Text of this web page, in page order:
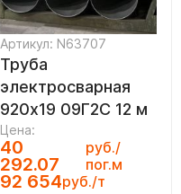
Артикул: N63707
Труба
электросварная
920х19 09Г2С 12 м
Цена:
40
292.07
руб./
пог.м
92 654руб./т